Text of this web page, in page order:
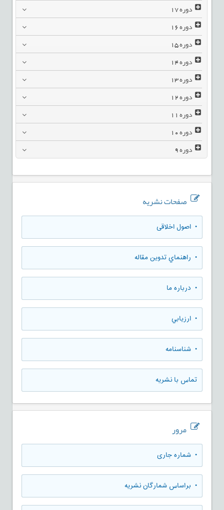
دوره17
دوره16
دوره15
دوره14
دوره13
دوره12
دوره11
دوره10
دوره9
صفحات نشریه
• اصول اخلاقی
• راهنماي تدوين مقاله
• درباره ما
• ارزيابي
• شناسنامه
تماس با نشریه
مرور
• شماره جاری
• براساس شمارگان نشریه